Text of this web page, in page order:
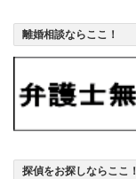
離婚相談ならここ！
探偵をお探しならここ！